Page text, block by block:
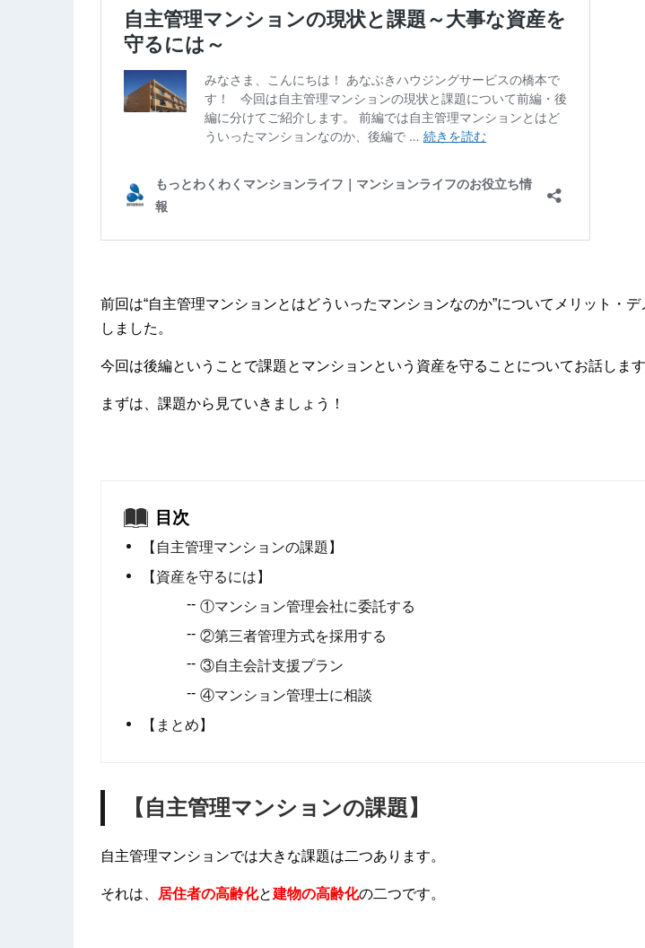
前回は“自主管理マンションとはどういったマンションなのか”についてメリット・
しました。
今回は後編ということで課題とマンションという資産を守ることについてお話します
まずは、課題から見ていきましょう！
目次
【自主管理マンションの課題】
【資産を守るには】
①マンション管理会社に委託する
②第三者管理方式を採用する
③自主会計支援プラン
④マンション管理士に相談
【まとめ】
【自主管理マンションの課題】
自主管理マンションでは大きな課題は二つあります。
それは、 居住者の高齢化と建物の高齢化の二つです。